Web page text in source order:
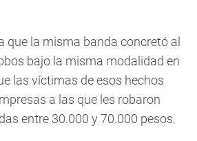
que la misma banda concretó al
bajo la misma modalidad en
las víctimas de esos hechos
a las que les robaron
entre 30.000 y 70.000 pesos.